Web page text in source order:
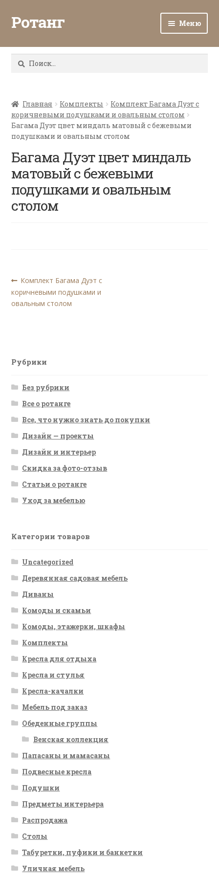
Ротанг Меню
Каталог
Все о ротанге
Контакты
Найти:
Главная Комплекты
Комплект Багама Дуэт с
коричневыми подушками и овальным столом
Багама Дуэт цвет миндаль матовый с бежевыми
подушками и овальным столом
Багама Дуэт цвет миндаль
матовый с бежевыми
подушками и овальным
столом
Навигация
по
Предыдущая
запись:
Комплект Багама Дуэт с
коричневыми подушками и
овальным столом
Рубрики
Без рубрики
Все о ротанге
Все, что нужно знать до покупки
Дизайн — проекты
Дизайн и интерьер
Скидка за фото-отзыв
Статьи о ротанге
Уход за мебелью
Категории товаров
Uncategorized
Деревянная садовая мебель
Диваны
Комоды и скамьи
Комоды, этажерки, шкафы
Комплекты
Кресла для отдыха
Кресла и стулья
Кресла-качалки
Мебель под заказ
Обеденные группы
Венская коллекция
Папасаны и мамасаны
Подвесные кресла
Подушки
Предметы интерьера
Распродажа
Столы
Табуретки, пуфики и банкетки
Уличная мебель